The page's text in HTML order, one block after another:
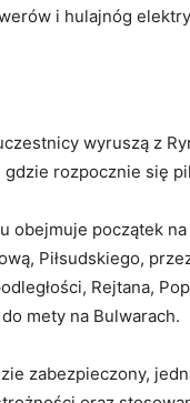
i hulajnóg
wyruszą z
gdzie rozpocznie się
obejmuje początek
Piłsudskiego,
Rejtana,
mety na Bulwarach.
zabezpieczony,